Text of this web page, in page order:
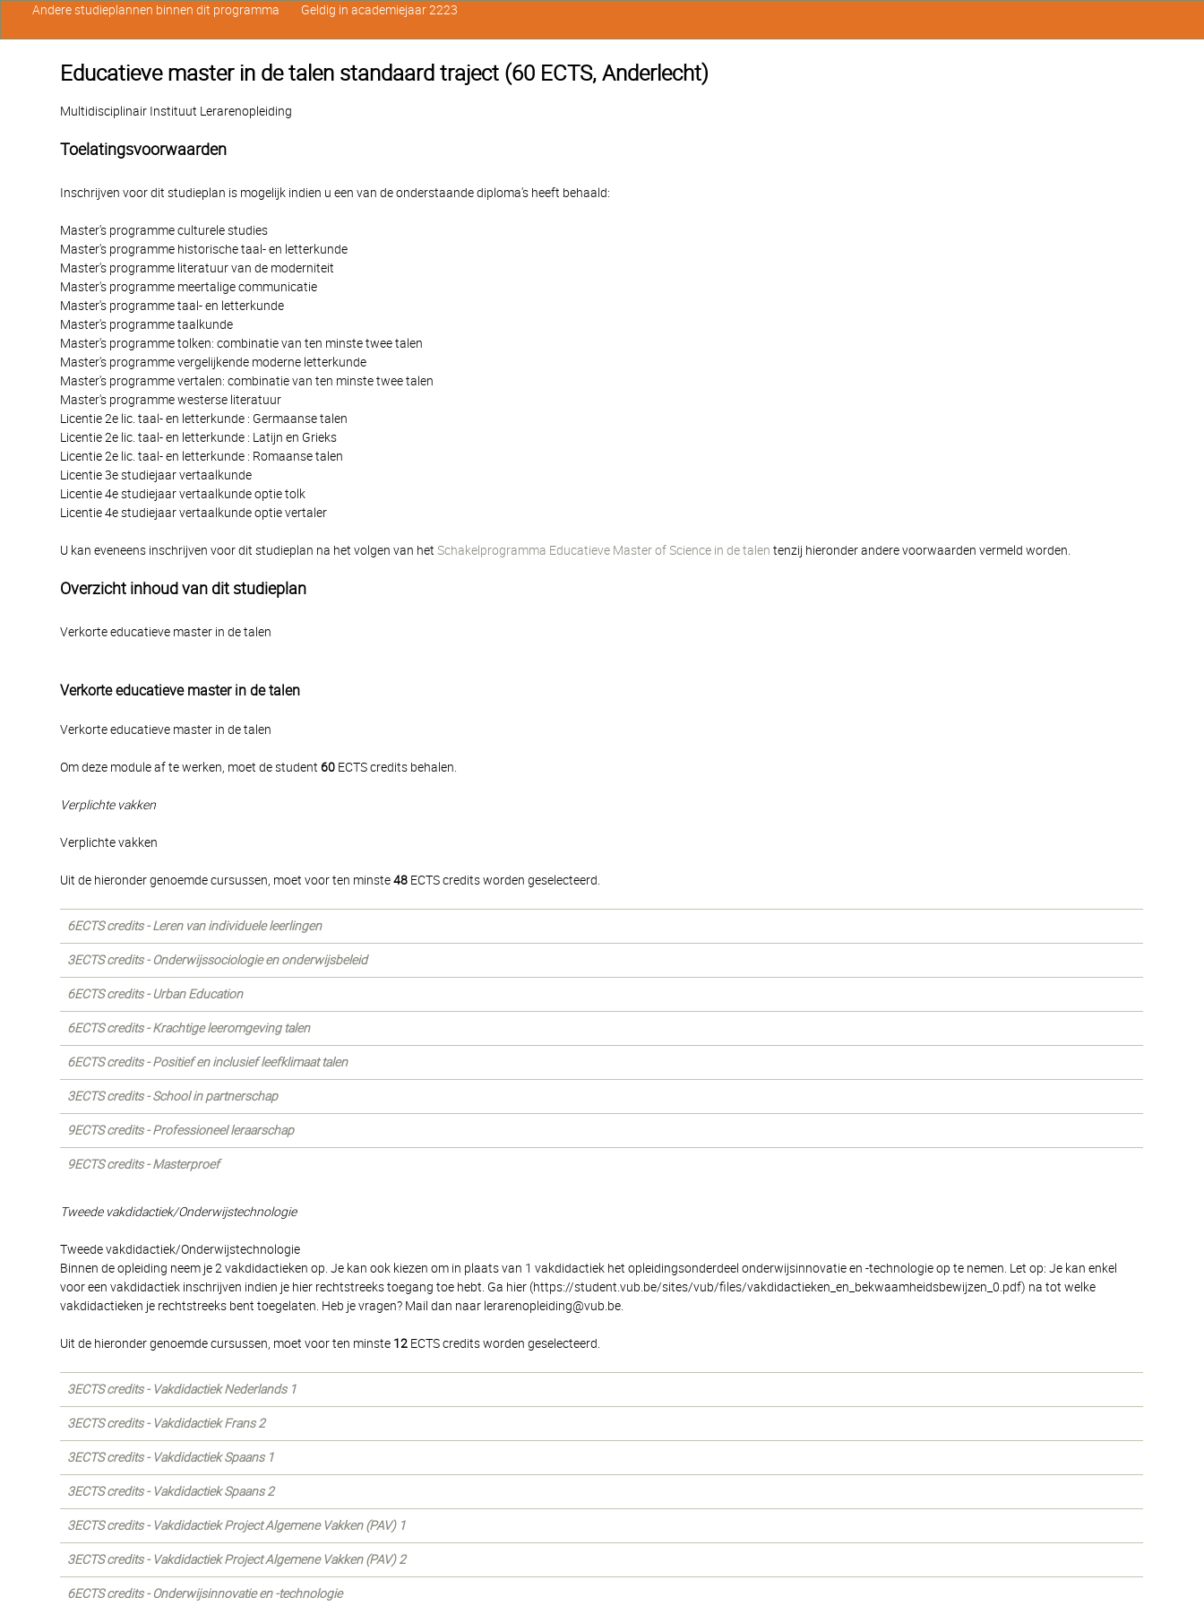
Educatieve master in de talen standaard traject (60 ECTS, Anderlecht)
Multidisciplinair Instituut Lerarenopleiding
Toelatingsvoorwaarden
Inschrijven voor dit studieplan is mogelijk indien u een van de onderstaande diploma's heeft behaald:
Master's programme culturele studies
Master's programme historische taal- en letterkunde
Master's programme literatuur van de moderniteit
Master's programme meertalige communicatie
Master's programme taal- en letterkunde
Master's programme taalkunde
Master's programme tolken: combinatie van ten minste twee talen
Master's programme vergelijkende moderne letterkunde
Master's programme vertalen: combinatie van ten minste twee talen
Master's programme westerse literatuur
Licentie 2e lic. taal- en letterkunde : Germaanse talen
Licentie 2e lic. taal- en letterkunde : Latijn en Grieks
Licentie 2e lic. taal- en letterkunde : Romaanse talen
Licentie 3e studiejaar vertaalkunde
Licentie 4e studiejaar vertaalkunde optie tolk
Licentie 4e studiejaar vertaalkunde optie vertaler
U kan eveneens inschrijven voor dit studieplan na het volgen van hetSchakelprogramma Educatieve Master of Science in de talen tenzij hieronder andere voorwaarden vermeld worden.
Overzicht inhoud van dit studieplan
Verkorte educatieve master in de talen
Verkorte educatieve master in de talen
Verkorte educatieve master in de talen
Om deze module af te werken, moet de student60 ECTS credits behalen.
Verplichte vakken
Verplichte vakken
Uit de hieronder genoemde cursussen, moet voor ten minste48 ECTS credits worden geselecteerd.
6ECTS credits - Leren van individuele leerlingen
3ECTS credits - Onderwijssociologie en onderwijsbeleid
6ECTS credits - Urban Education
6ECTS credits - Krachtige leeromgeving talen
6ECTS credits - Positief en inclusief leefklimaat talen
3ECTS credits - School in partnerschap
9ECTS credits - Professioneel leraarschap
9ECTS credits - Masterproef
Tweede vakdidactiek/Onderwijstechnologie
Tweede vakdidactiek/Onderwijstechnologie
Binnen de opleiding neem je 2 vakdidactieken op. Je kan ook kiezen om in plaats van 1 vakdidactiek het opleidingsonderdeel onderwijsinnovatie en -technologie op te nemen. Let op: Je kan enkel
voor een vakdidactiek inschrijven indien je hier rechtstreeks toegang toe hebt. Ga hier (https://student.vub.be/sites/vub/files/vakdidactieken_en_bekwaamheidsbewijzen_0.pdf) na tot welke
vakdidactieken je rechtstreeks bent toegelaten. Heb je vragen? Mail dan naar lerarenopleiding@vub.be.
Uit de hieronder genoemde cursussen, moet voor ten minste 12 ECTS credits worden geselecteerd.
3ECTS credits - Vakdidactiek Nederlands 1
3ECTS credits - Vakdidactiek Frans 2
3ECTS credits - Vakdidactiek Spaans 1
3ECTS credits - Vakdidactiek Spaans 2
3ECTS credits - Vakdidactiek Project Algemene Vakken (PAV) 1
3ECTS credits - Vakdidactiek Project Algemene Vakken (PAV) 2
6ECTS credits - Onderwijsinnovatie en -technologie
Andere studieplannen binnen dit programma Geldig in academiejaar 2223